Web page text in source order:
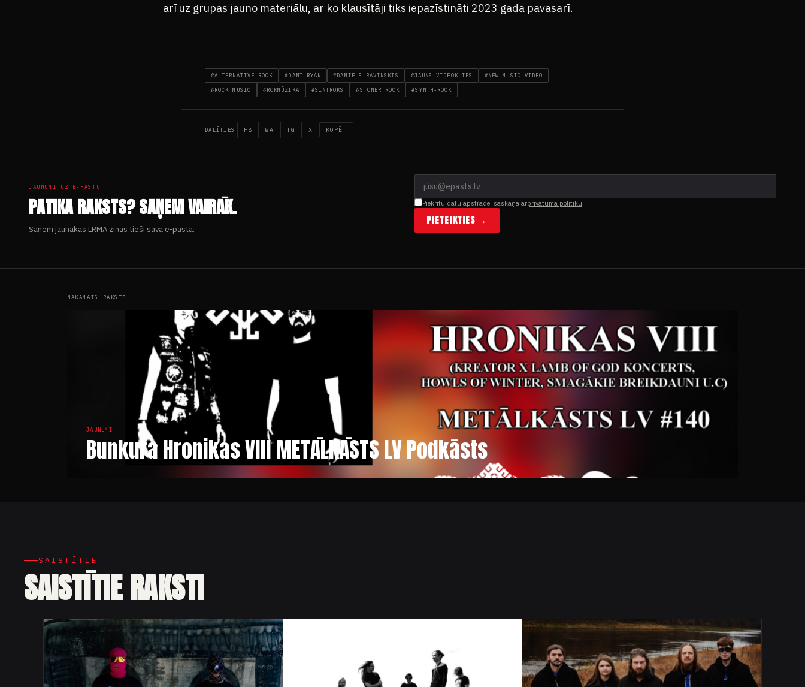
arī uz grupas jauno materiālu, ar ko klausītāji tiks iepazīstināti 2023 gada pavasarī.
#ALTERNATIVE ROCK #DANI RYAN #DANIELS RAVINSKIS #JAUNS VIDEOKLIPS #NEW MUSIC VIDEO
#ROCK MUSIC #ROKMŪZIKA #SINTROKS #STONER ROCK #SYNTH-ROCK
DALĪTIES FB WA TG X KOPĒT
JAUNUMI UZ E-PASTU
PATIKA RAKSTS? SAŅEM VAIRĀK.
Saņem jaunākās LRMA ziņas tieši savā e-pastā.
Piekrītu datu apstrādei saskaņā arprivātuma politiku
PIETEIKTIES →
NĀKAMAIS RAKSTS
JAUNUMI
Bunkura Hronikas VIII METĀLKĀSTS LV Podkāsts
SAISTĪTIE
SAISTĪTIE RAKSTI